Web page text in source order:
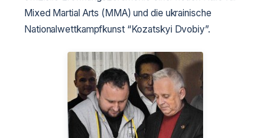
Mixed Martial Arts (MMA) und die ukrainische
Nationalwettkampfkunst “Kozatskyi Dvobiy”.